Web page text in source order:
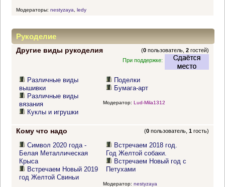
Модераторы: nestyzaya ledy
Рукоделие
Другие виды рукоделия (0 пользователь,2 гостей)
При поддержке:
Различные виды
вышивки
Различные виды
вязания
Куклы и игрушки
Поделки
Бумага-арт
Модератор: Lud-Mila1312
Кому что надо (0 пользователь,1 гость)
Символ 2020 года -
Белая Металлическая
Крыса
Встречаем Новый 2019
год Желтой Свиньи
Встречаем 2018 год.
Год Желтой собаки.
Встречаем Новый год с
Петухами
Модератор: nestyzaya